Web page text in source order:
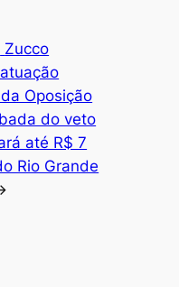
Zucco
Oposição
do veto
até R$ 7
Rio Grande